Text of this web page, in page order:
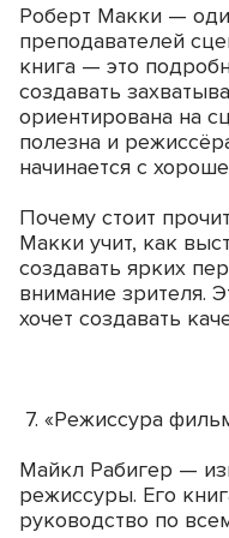
Роберт Макки —
преподавателей
книга — это
создавать
ориентирована на
полезна и
начинается с
Почему стоит
Макки учит, как
создавать ярких
внимание зрителя.
хочет создавать
7. «Режиссура
Майкл Рабигер —
режиссуры. Его
руководство по